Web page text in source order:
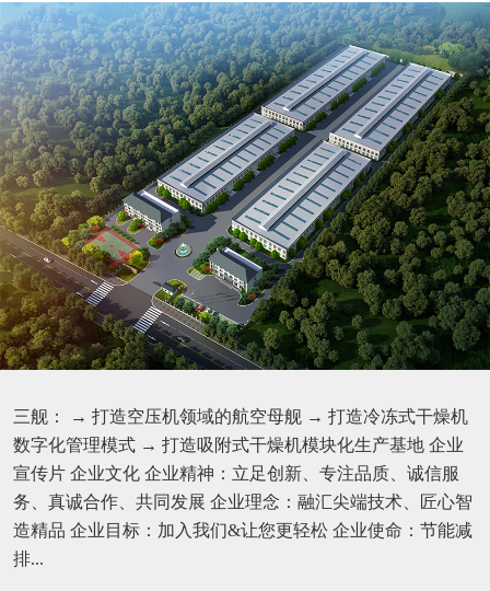
三舰： → 打造空压机领域的航空母舰 → 打造冷冻式干燥机
数字化管理模式 → 打造吸附式干燥机模块化生产基地 企业
宣传片 企业文化 企业精神：立足创新、专注品质、诚信服
务、真诚合作、共同发展 企业理念：融汇尖端技术、匠心智
造精品 企业目标：加入我们&让您更轻松 企业使命：节能减
排...